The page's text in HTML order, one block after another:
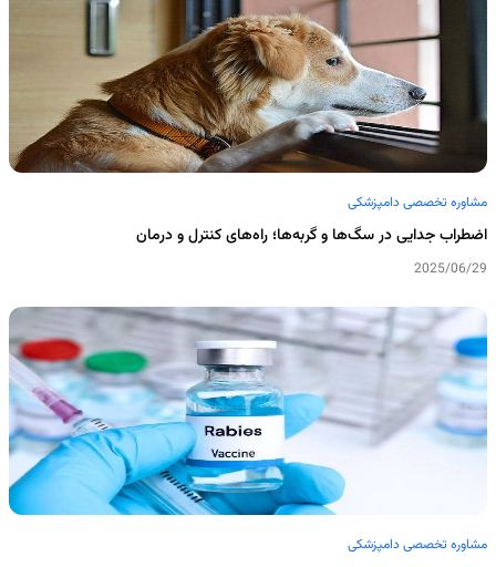
مشاوره تخصصی دامپزشکی
اضطراب جدایی در سگ‌ها و گربه‌ها؛ راه‌های کنترل و درمان
2025/06/29
مشاوره تخصصی دامپزشکی